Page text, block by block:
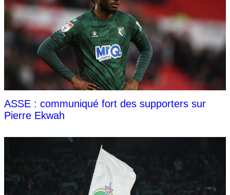
ASSE : communiqué fort des supporters sur
Pierre Ekwah